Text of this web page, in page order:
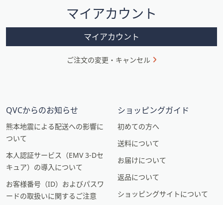
ン
マイアカウント
マイアカウント
ご注文の変更・キャンセル
QVCからのお知らせ
熊本地震による配送への影響に
ついて
本人認証サービス（EMV 3-Dセ
キュア）の導入について
お客様番号（ID）およびパスワ
ードの取扱いに関するご注意
ショッピングガイド
初めての方へ
送料について
お届けについて
返品について
ショッピングサイトについて